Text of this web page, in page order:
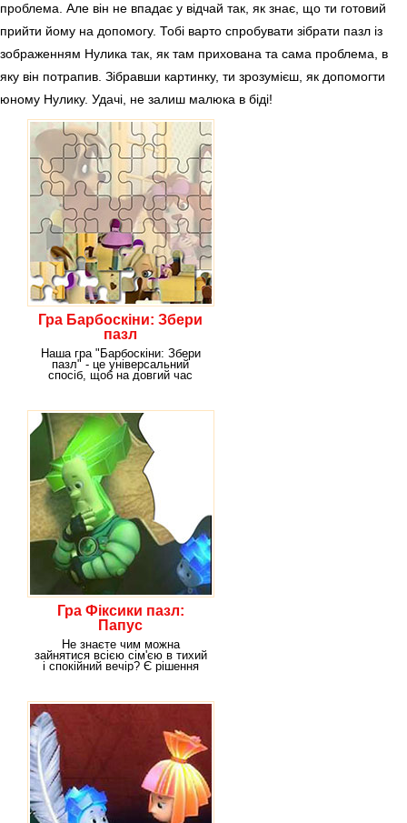
проблема. Але він не впадає у відчай так, як знає, що ти готовий
прийти йому на допомогу. Тобі варто спробувати зібрати пазл із
зображенням Нулика так, як там прихована та сама проблема, в
яку він потрапив. Зібравши картинку, ти зрозумієш, як допомогти
юному Нулику. Удачі, не залиш малюка в біді!
Гра Барбоскіни: Збери
пазл
Наша гра "Барбоскіни: Збери
пазл" - це універсальний
спосіб, щоб на довгий час
Гра Фіксики пазл:
Папус
Не знаєте чим можна
зайнятися всією сім'єю в тихий
і спокійний вечір? Є рішення